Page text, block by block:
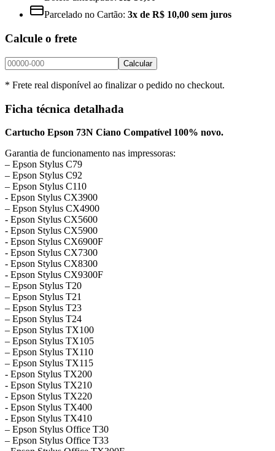
Parcelado no Cartão: 3x de R$ 10,00 sem juros
Calcule o frete
Calcular
* Frete real disponível ao finalizar o pedido no checkout.
Ficha técnica detalhada
Cartucho Epson 73N Ciano Compatível 100% novo.
Garantia de funcionamento nas impressoras:
– Epson Stylus C79
– Epson Stylus C92
– Epson Stylus C110
​- Epson Stylus CX3900
– Epson Stylus CX4900
​- Epson Stylus CX5600
​- Epson Stylus CX5900
​- Epson Stylus CX6900F
​- Epson Stylus CX7300
​- Epson Stylus CX8300
​- Epson Stylus CX9300F
– Epson Stylus T20
– Epson Stylus T21
– Epson Stylus T23
– Epson Stylus T24
– Epson Stylus TX100
– Epson Stylus TX105
– Epson Stylus TX110
– Epson Stylus TX115
​- Epson Stylus TX200
​- Epson Stylus TX210
​​- Epson Stylus TX220
​​- Epson Stylus TX400
​​- Epson Stylus TX410
– Epson Stylus Office T30
– Epson Stylus Office T33